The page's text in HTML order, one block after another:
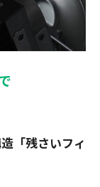
「残さいフィ